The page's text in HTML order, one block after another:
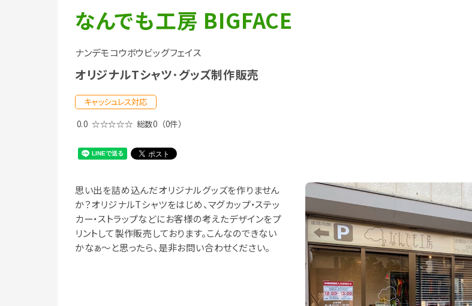
なんでも工房 BIGFACE
ナンデモコウボウビッグフェイス
オリジナルTシャツ･グッズ制作販売
キャッシュレス対応
0.0 ☆☆☆☆☆ 総数0 （0件）
思い出を詰め込んだオリジナルグッズを作りません
か？オリジナルTシャツをはじめ、マグカップ・ステッ
カー・ストラップなどにお客様の考えたデザインをプ
リントして製作販売しております。こんなのできない
かなぁ～と思ったら、是非お問い合わせください。